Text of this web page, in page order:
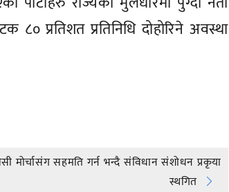
प्रतिशत प्रतिनिधि दोहोरिने अवस्था
मोर्चासंग सहमति गर्न भन्दै संविधान संशोधन प्रकृया
स्थगित